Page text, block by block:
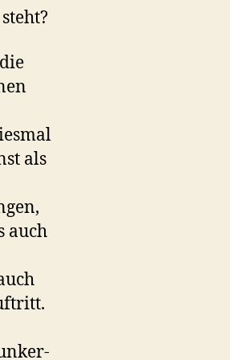
als
auch